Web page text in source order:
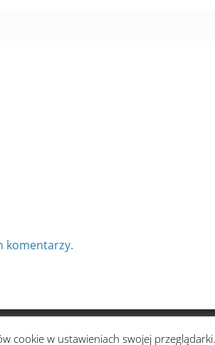
komentarzy.
cookie w ustawieniach swojej przeglądarki.